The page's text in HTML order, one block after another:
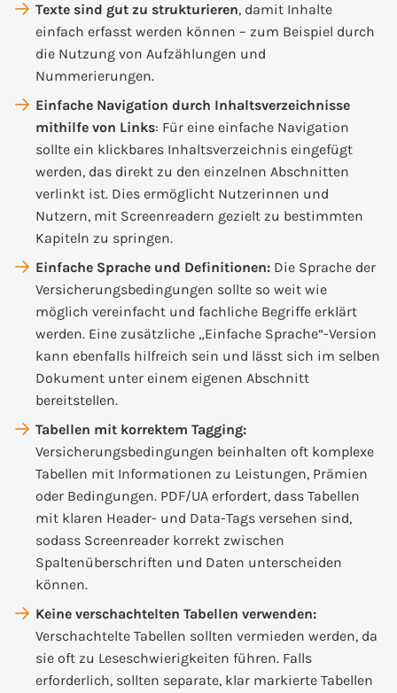
Texte sind gut zu strukturieren, damit Inhalte
einfach erfasst werden können – zum Beispiel durch
die Nutzung von Aufzählungen und
Nummerierungen.
Einfache Navigation durch Inhaltsverzeichnisse
mithilfe von Links: Für eine einfache Navigation
sollte ein klickbares Inhaltsverzeichnis eingefügt
werden, das direkt zu den einzelnen Abschnitten
verlinkt ist. Dies ermöglicht Nutzerinnen und
Nutzern, mit Screenreadern gezielt zu bestimmten
Kapiteln zu springen.
Einfache Sprache und Definitionen: Die Sprache der
Versicherungsbedingungen sollte so weit wie
möglich vereinfacht und fachliche Begriffe erklärt
werden. Eine zusätzliche „Einfache Sprache“-Version
kann ebenfalls hilfreich sein und lässt sich im selben
Dokument unter einem eigenen Abschnitt
bereitstellen.
Tabellen mit korrektem Tagging:
Versicherungsbedingungen beinhalten oft komplexe
Tabellen mit Informationen zu Leistungen, Prämien
oder Bedingungen. PDF/UA erfordert, dass Tabellen
mit klaren Header- und Data-Tags versehen sind,
sodass Screenreader korrekt zwischen
Spaltenüberschriften und Daten unterscheiden
können.
Keine verschachtelten Tabellen verwenden:
Verschachtelte Tabellen sollten vermieden werden, da
sie oft zu Leseschwierigkeiten führen. Falls
erforderlich, sollten separate, klar markierte Tabellen